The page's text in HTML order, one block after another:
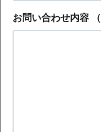
お問い合わせ内容